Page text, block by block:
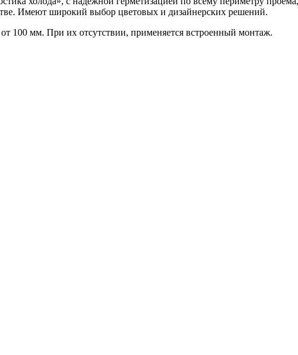
Имеют широкий выбор цветовых и дизайнерских решений.
100 мм. При их отсутствии, применяется встроенный монтаж.